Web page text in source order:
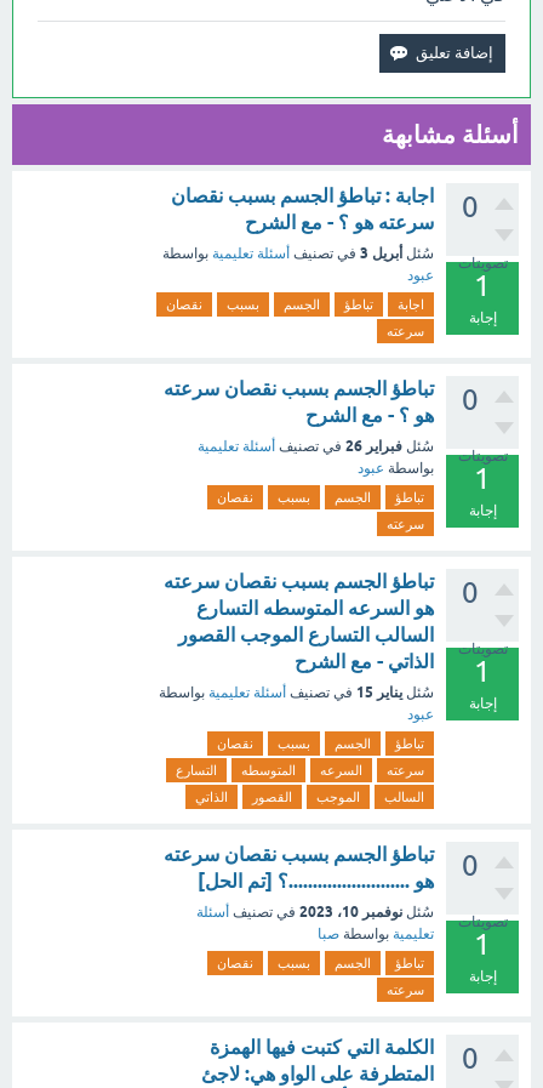
أسئلة مشابهة
0
تصويتات
1
إجابة
اجابة : تباطؤ الجسم بسبب نقصان
سرعته هو ؟ - مع الشرح
سُئل أبريل 3 في تصنيف أسئلة تعليمية بواسطة
عبود
اجابة تباطؤ الجسم بسبب
نقصان
سرعته
0
تصويتات
1
إجابة
تباطؤ الجسم بسبب نقصان سرعته
هو ؟ - مع الشرح
سُئل فبراير 26 في تصنيف أسئلة تعليمية
بواسطة عبود
تباطؤ الجسم بسبب
نقصان
سرعته
0
تصويتات
1
إجابة
تباطؤ الجسم بسبب نقصان سرعته
هو السرعه المتوسطه التسارع
السالب التسارع الموجب القصور
الذاتي - مع الشرح
سُئل يناير 15 في تصنيف أسئلة تعليمية بواسطة
عبود
تباطؤ الجسم بسبب
نقصان
سرعته
السرعه المتوسطه
التسارع
السالب
الموجب القصور الذاتي
0
تصويتات
1
إجابة
تباطؤ الجسم بسبب نقصان سرعته
هو .........................؟ [تم الحل]
سُئل نوفمبر 10، 2023 في تصنيف أسئلة
تعليمية بواسطة صبا
تباطؤ الجسم بسبب
نقصان
سرعته
0
الكلمة التي كتبت فيها الهمزة
المتطرفة على الواو هي: لاجئ